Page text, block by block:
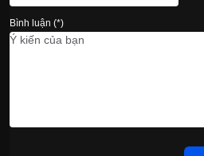
Bình luận (*)